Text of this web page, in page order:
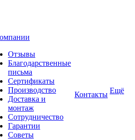
Отзывы
Благодарственные
письма
Сертификаты
Производство
Доставка и
монтаж
Сотрудничество
Гарантии
Советы
Контакты Ещё